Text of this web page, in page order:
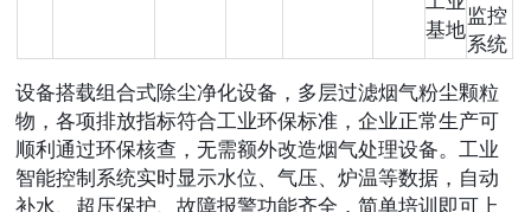
基地
监控
系统
设备搭载组合式除尘净化设备，多层过滤烟气粉尘颗粒
物，各项排放指标符合工业环保标准，企业正常生产可
顺利通过环保核查，无需额外改造烟气处理设备。工业
智能控制系统实时显示水位、气压、炉温等数据，自动
补水、超压保护、故障报警功能齐全，简单培训即可上